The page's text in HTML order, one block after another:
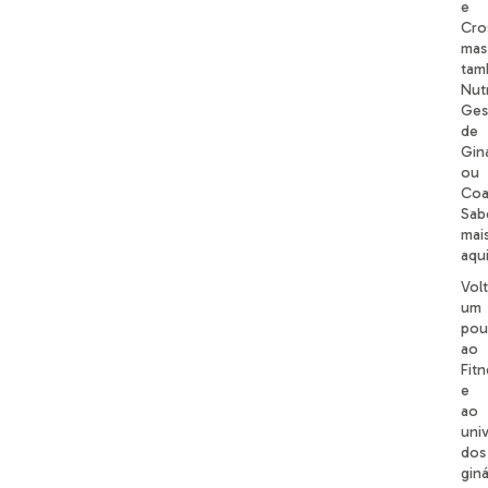
e
mas
de
ou
um
ao
e
ao
dos